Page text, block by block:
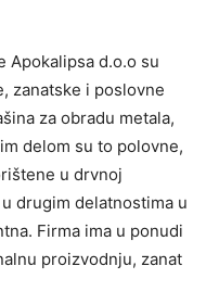
Apokalipsa d.o.o su
zanatske i poslovne
za obradu metala,
delom su to polovne,
u drvnoj
drugim delatnostima u
Firma ima u ponudi
proizvodnju, zanat